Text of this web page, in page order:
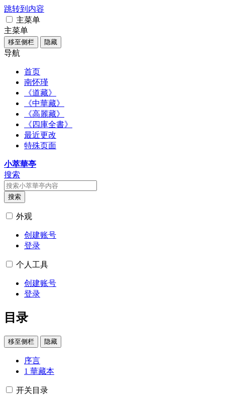
跳转到内容
主菜单
主菜单
移至侧栏 隐藏
导航
首页
南怀瑾
《道藏》
《中華藏》
《高麗藏》
《四庫全書》
最近更改
特殊页面
小萃華亭
搜索
搜索
外观
创建账号
登录
个人工具
创建账号
登录
目录
移至侧栏 隐藏
序言
1 華藏本
开关目录